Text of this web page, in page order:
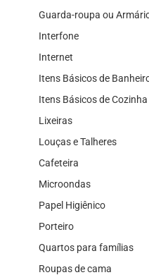
Guarda-roupa ou
Interfone
Internet
Itens Básicos de
Itens Básicos de Cozinha
Lixeiras
Louças e Talheres
Cafeteira
Microondas
Papel Higiênico
Porteiro
Quartos para famílias
Roupas de cama